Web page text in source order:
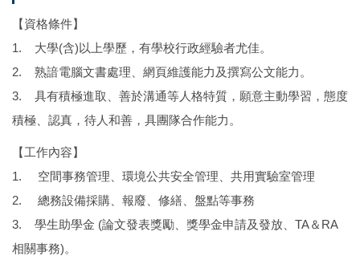
【資格條件】
1. 大學(含)以上學歷，有學校行政經驗者尤佳。
2. 熟諳電腦文書處理、網頁維護能力及撰寫公文能力。
3. 具有積極進取、善於溝通等人格特質，願意主動學習，態度
積極、認真，待人和善，具團隊合作能力。
【工作內容】
1. 空間事務管理、環境公共安全管理、共用實驗室管理
2. 總務設備採購、報廢、修繕、盤點等事務
3. 學生助學金 (論文發表獎勵、獎學金申請及發放、TA＆RA
相關事務)。